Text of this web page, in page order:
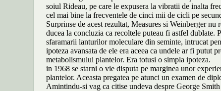
soiul Rideau, pe care le expusera la vibratii de inalta
cel mai bine la frecventele de cinci mii de cicli pe
Surprinse de acest rezultat, Measures si Weinberger
ducea la concluzia ca recoltele puteau fi astfel
sfaramarii lanturilor moleculare din seminte, intrucat
ipoteza avansata de ele era aceea ca undele ar fi putut
metabolismului plantelor. Era totusi o simpla ipoteza.
in 1968 se starni o vie disputa pe marginea unor
plantelor. Aceasta pregatea pe atunci un examen de
Amintindu-si vag ca citise undeva despre George